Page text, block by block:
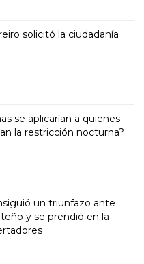
solicitó la ciudadanía
se aplicarían a quienes
la restricción nocturna?
un triunfazo ante
y se prendió en la